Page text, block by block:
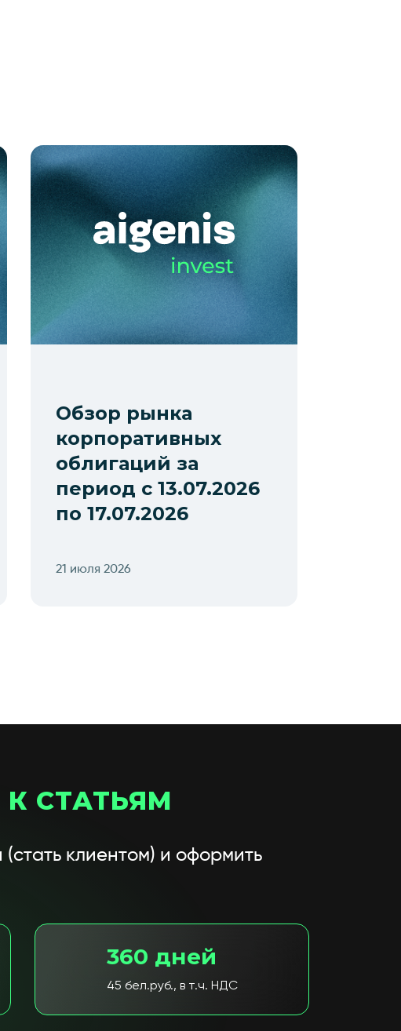
Обзор рынка
корпоративных
облигаций за
период с 13.07.2026
по 17.07.2026
21 июля 2026
СТАТЬЯМ
клиентом) и оформить
360 дней
45 бел.руб., в т.ч. НДС